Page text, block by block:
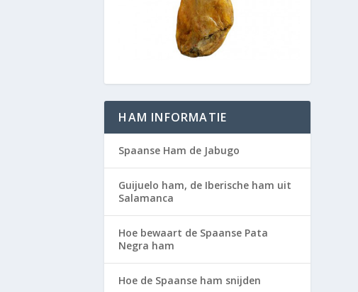
HAM INFORMATIE
Spaanse Ham de Jabugo
Guijuelo ham, de Iberische ham uit
Salamanca
Hoe bewaart de Spaanse Pata
Negra ham
Hoe de Spaanse ham snijden